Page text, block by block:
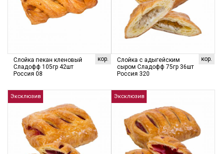
кор.
Слойка пекан кленовый
Сладофф 105гр 42шт
Россия 08
кор.
Слойка с адыгейским
сыром Сладофф 75гр 36шт
Россия 320
Эксклюзив Эксклюзив